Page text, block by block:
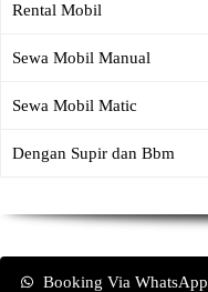
Rental Mobil
Sewa Mobil Manual
Sewa Mobil Matic
Dengan Supir dan Bbm
Booking Via WhatsApp